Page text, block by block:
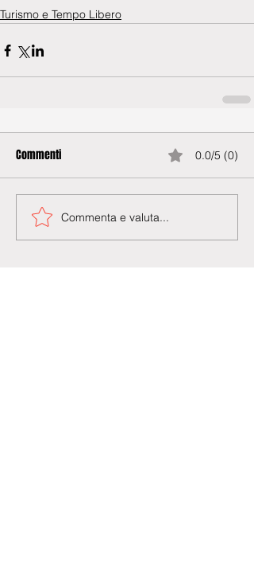
Turismo e Tempo Libero
Commenti 0.0/5 (0)
Commenta e valuta...